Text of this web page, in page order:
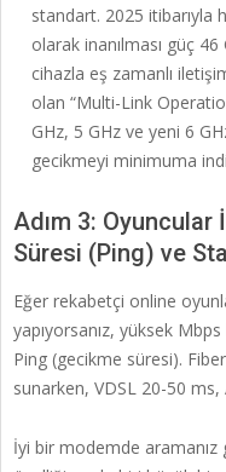
standart. 2025 itibarıyla
olarak inanılması güç
cihazla eş zamanlı
olan “Multi-Link
GHz, 5 GHz ve yeni 6
gecikmeyi minimuma
Adım 3:
Süresi (Ping) ve
Eğer rekabetçi online
yapıyorsanız, yüksek
Ping (gecikme süresi).
sunarken, VDSL 20-50
İyi bir modemde aramanız